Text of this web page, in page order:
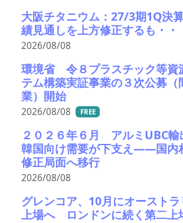
大阪チタニウム：27/3期1Q決
績見通しを上方修正するも・・
2026/08/08
環境省 令８プラスチック等資
テム構築実証事業の３次公募（
業）開始
2026/08/08 FREE
２０２６年６月 アルミUBC輸
韓国向け需要が下支え――国内
修正局面へ移行
2026/08/08
グレンコア、10月にオースト
上場へ ロンドンに続く第二上